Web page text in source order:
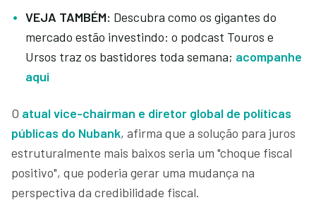
VEJA TAMBÉM: Descubra como os gigantes do
mercado estão investindo: o podcast Touros e
Ursos traz os bastidores toda semana; acompanhe
aqui
O atual vice-chairman e diretor global de políticas
públicas do Nubank, afirma que a solução para juros
estruturalmente mais baixos seria um "choque fiscal
positivo", que poderia gerar uma mudança na
perspectiva da credibilidade fiscal.